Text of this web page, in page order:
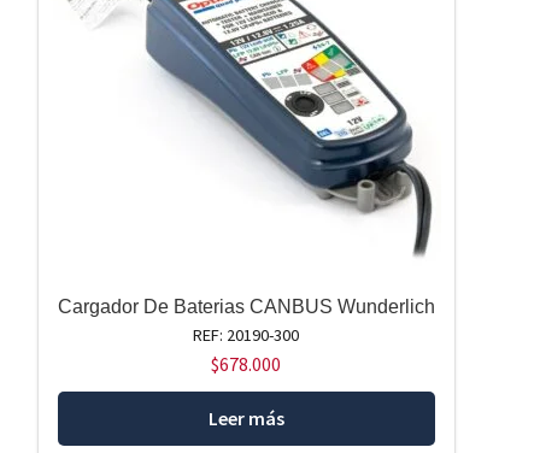
Cargador De Baterias CANBUS Wunderlich
REF: 20190-300
$678.000
Leer más